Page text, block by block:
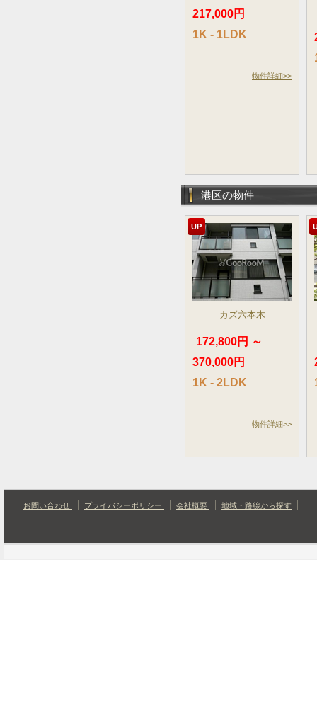
217,000円
1K - 1LDK
物件詳細>>
港区の物件
UP
カズ六本木
172,800円 ～
370,000円
1K - 2LDK
物件詳細>>
お問い合わせ プライバシーポリシー 会社概要 地域・路線から探す